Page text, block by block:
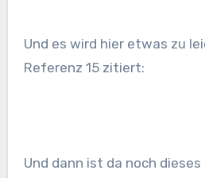
Und es wird hier etwas zu
Referenz 15 zitiert:
Und dann ist da noch dieses